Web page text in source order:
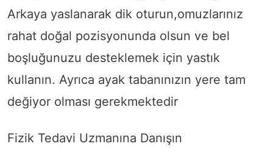
Arkaya yaslanarak dik oturun,omuzlarınız
rahat doğal pozisyonunda olsun ve bel
boşluğunuzu desteklemek için yastık
kullanın. Ayrıca ayak tabanınızın yere tam
değiyor olması gerekmektedir
Fizik Tedavi Uzmanına Danışın